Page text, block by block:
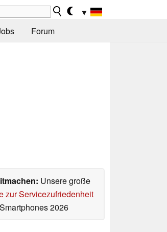
▼
Forum
Unsere große
zur Servicezufriedenheit
2026